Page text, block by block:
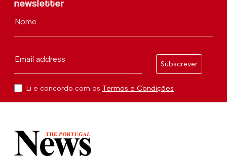
newsletter
Nome
Email address
Subscrever
Li e concordo com os Termos e Condições